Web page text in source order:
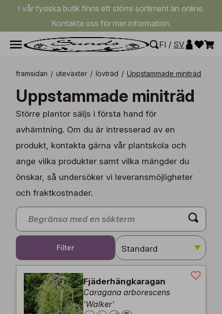
I vår fysiska butik finns ett större sortiment än online.
Kontakta oss för mer information.
FI / SV
framsidan / uteväxter / lövträd / Uppstammade miniträd
Uppstammade miniträd
Större plantor säljs i första hand för
avhämtning. Om du är intresserad av en
produkt, kontakta gärna vår plantskola och
ange vilka produkter samt vilka mängder du
önskar, så undersöker vi leveransmöjligheter
och fraktkostnader.
Filter
Fjäderhängkaragan
Caragana arborescens
'Walker'